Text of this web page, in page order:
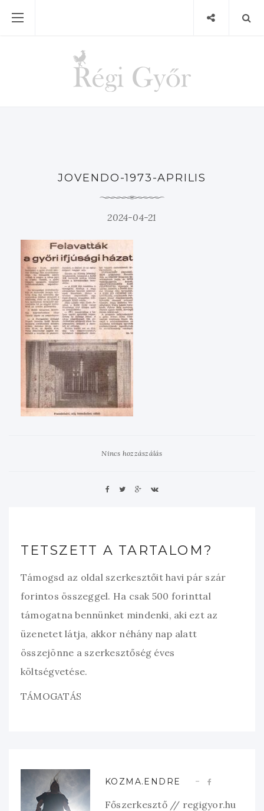
JOVENDO-1973-APRILIS
2024-04-21
Nincs hozzászálás
TETSZETT A TARTALOM?
Támogsd az oldal szerkesztőit havi pár szár
forintos összeggel. Ha csak 500 forinttal
támogatna bennünket mindenki, aki ezt az
üzenetet látja, akkor néhány nap alatt
összejönne a szerkesztőség éves
költségvetése.
TÁMOGATÁS
KOZMA.ENDRE
Főszerkesztő // regigyor.hu